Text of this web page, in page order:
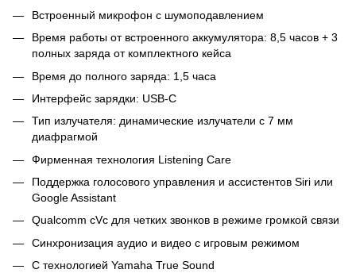
Встроенный микрофон с шумоподавлением
Время работы от встроенного аккумулятора: 8,5 часов + 3
полных заряда от комплектного кейса
Время до полного заряда: 1,5 часа
Интерфейс зарядки: USB-C
Тип излучателя: динамические излучатели с 7 мм
диафрагмой
Фирменная технология Listening Care
Поддержка голосового управления и ассистентов Siri или
Google Assistant
Qualcomm cVc для четких звонков в режиме громкой связи
Синхронизация аудио и видео с игровым режимом
С технологией Yamaha True Sound